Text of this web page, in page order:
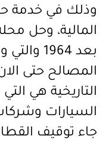
وذلك في خدمة
المالية، وحل
بعد 1964
المصالح حتى
التاريخية هي
السيارات